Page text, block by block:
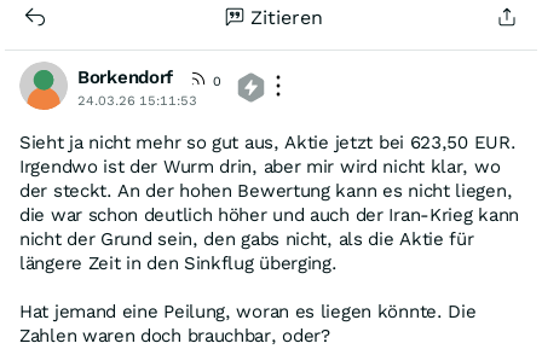
Zitieren
Borkendorf
0
24.03.26 15:11:53
Sieht ja nicht mehr so gut aus, Aktie jetzt bei 623,50 EUR.
Irgendwo ist der Wurm drin, aber mir wird nicht klar, wo
der steckt. An der hohen Bewertung kann es nicht liegen,
die war schon deutlich höher und auch der Iran-Krieg kann
nicht der Grund sein, den gabs nicht, als die Aktie für
längere Zeit in den Sinkflug überging.
Hat jemand eine Peilung, woran es liegen könnte. Die
Zahlen waren doch brauchbar, oder?